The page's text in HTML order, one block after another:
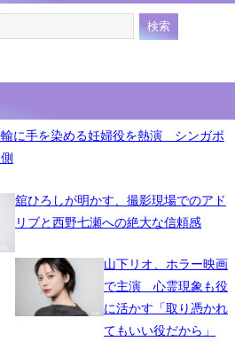
に手を染める妊婦役を熱演 シンガポ
舘ひろしが明かす、撮影現場でのアド
リブと西野七瀬への絶大な信頼感
山下リオ、ホラー映画
で主演 心霊現象も役
に活かす「取り憑かれ
てもいい役だから」